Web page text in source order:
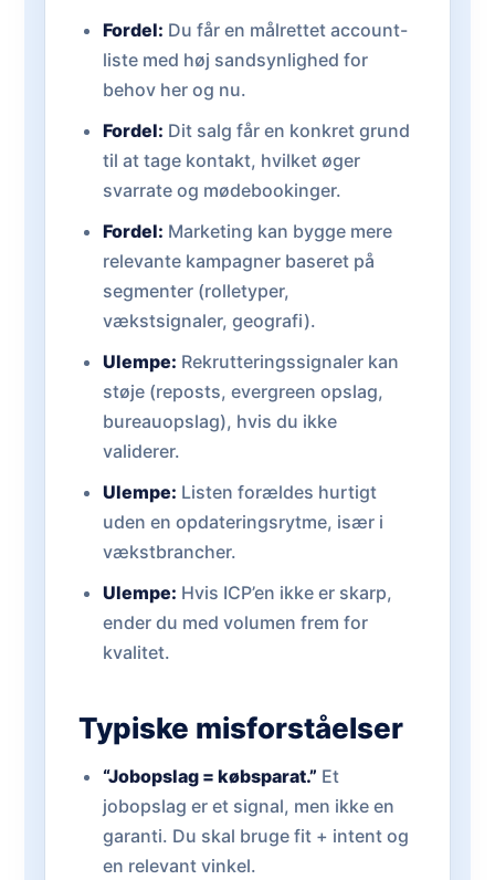
Fordel: Du får en målrettet account-
liste med høj sandsynlighed for
behov her og nu.
Fordel: Dit salg får en konkret grund
til at tage kontakt, hvilket øger
svarrate og mødebookinger.
Fordel: Marketing kan bygge mere
relevante kampagner baseret på
segmenter (rolletyper,
vækstsignaler, geografi).
Ulempe: Rekrutteringssignaler kan
støje (reposts, evergreen opslag,
bureauopslag), hvis du ikke
validerer.
Ulempe: Listen forældes hurtigt
uden en opdateringsrytme, især i
vækstbrancher.
Ulempe: Hvis ICP’en ikke er skarp,
ender du med volumen frem for
kvalitet.
Typiske misforståelser
“Jobopslag = købsparat.” Et
jobopslag er et signal, men ikke en
garanti. Du skal bruge fit + intent og
en relevant vinkel.